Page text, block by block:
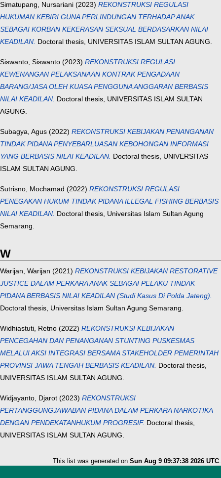
Simatupang, Nursariani (2023) REKONSTRUKSI REGULASI
HUKUMAN KEBIRI GUNA PERLINDUNGAN TERHADAP ANAK
SEBAGAI KORBAN KEKERASAN SEKSUAL BERDASARKAN NILAI
KEADILAN. Doctoral thesis, UNIVERSITAS ISLAM SULTAN AGUNG.
Siswanto, Siswanto (2023) REKONSTRUKSI REGULASI
KEWENANGAN PELAKSANAAN KONTRAK PENGADAAN
BARANG/JASA OLEH KUASA PENGGUNA ANGGARAN BERBASIS
NILAI KEADILAN. Doctoral thesis, UNIVERSITAS ISLAM SULTAN
AGUNG.
Subagya, Agus (2022) REKONSTRUKSI KEBIJAKAN PENANGANAN
TINDAK PIDANA PENYEBARLUASAN KEBOHONGAN INFORMASI
YANG BERBASIS NILAI KEADILAN. Doctoral thesis, UNIVERSITAS
ISLAM SULTAN AGUNG.
Sutrisno, Mochamad (2022) REKONSTRUKSI REGULASI
PENEGAKAN HUKUM TINDAK PIDANA ILLEGAL FISHING BERBASIS
NILAI KEADILAN. Doctoral thesis, Universitas Islam Sultan Agung
Semarang.
W
Warijan, Warijan (2021) REKONSTRUKSI KEBIJAKAN RESTORATIVE
JUSTICE DALAM PERKARA ANAK SEBAGAI PELAKU TINDAK
PIDANA BERBASIS NILAI KEADILAN (Studi Kasus Di Polda Jateng).
Doctoral thesis, Universitas Islam Sultan Agung Semarang.
Widhiastuti, Retno (2022) REKONSTRUKSI KEBIJAKAN
PENCEGAHAN DAN PENANGANAN STUNTING PUSKESMAS
MELALUI AKSI INTEGRASI BERSAMA STAKEHOLDER PEMERINTAH
PROVINSI JAWA TENGAH BERBASIS KEADILAN. Doctoral thesis,
UNIVERSITAS ISLAM SULTAN AGUNG.
Widjayanto, Djarot (2023) REKONSTRUKSI
PERTANGGUNGJAWABAN PIDANA DALAM PERKARA NARKOTIKA
DENGAN PENDEKATANHUKUM PROGRESIF. Doctoral thesis,
UNIVERSITAS ISLAM SULTAN AGUNG.
This list was generated on Sun Aug 9 09:37:38 2026 UTC.